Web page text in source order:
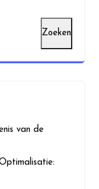
Zoeken
van de